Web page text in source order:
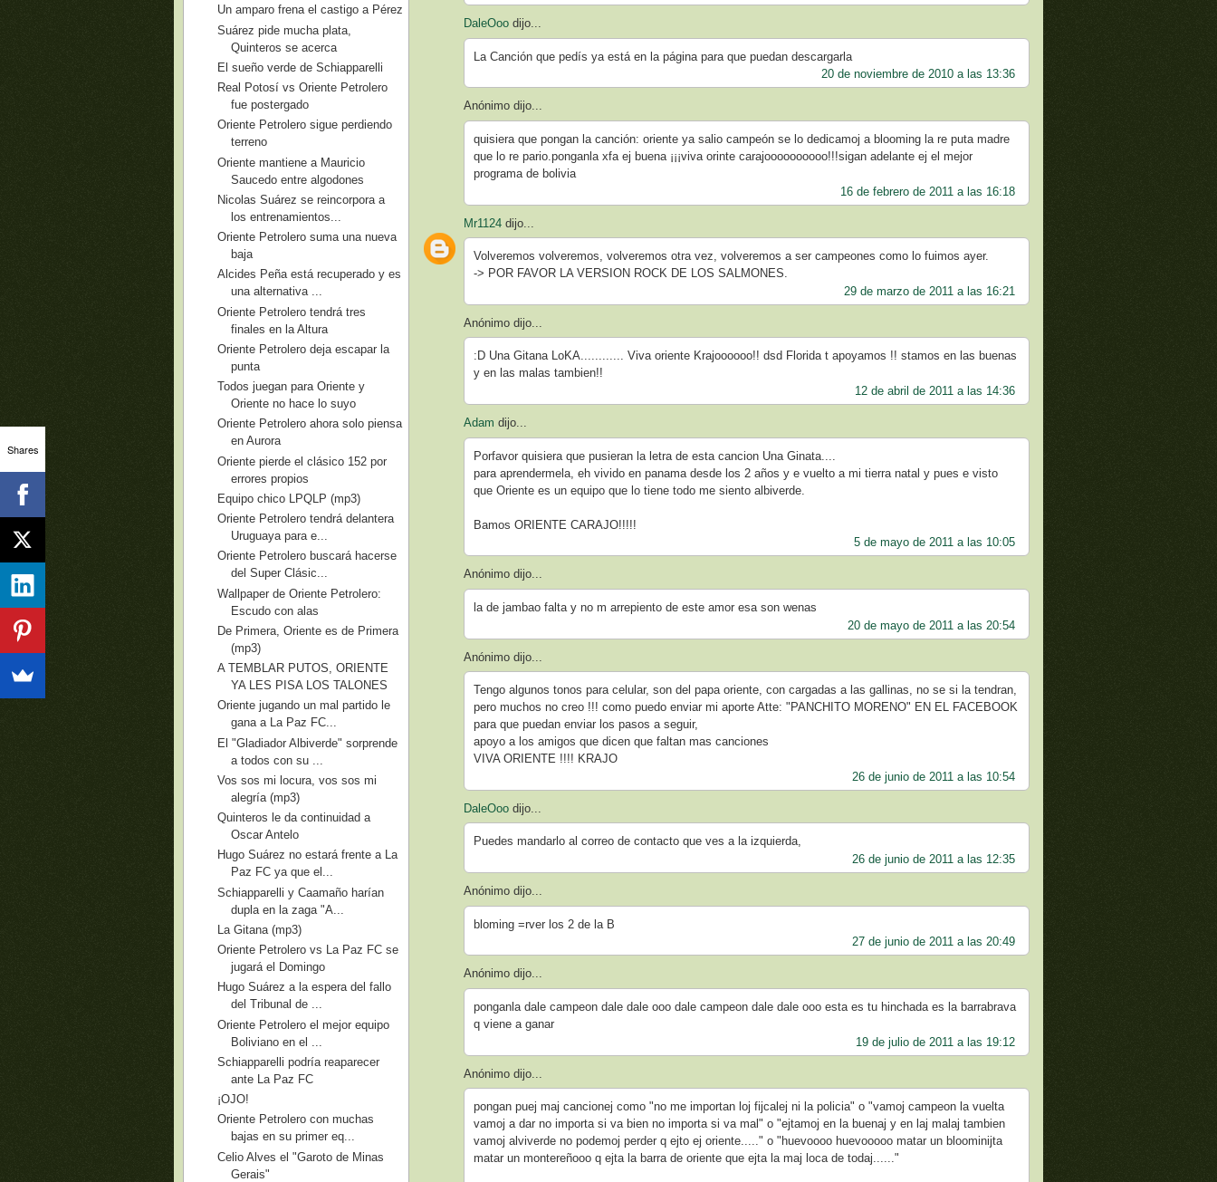
DaleOoo dijo...
La Canción que pedís ya está en la página para que puedan descargarla
20 de noviembre de 2010 a las 13:36
Anónimo dijo...
quisiera que pongan la canción: oriente ya salio campeón se lo dedicamoj a blooming la re puta madre
que lo re pario.ponganla xfa ej buena ¡¡¡viva orinte carajoooooooooo!!!sigan adelante ej el mejor
programa de bolivia
16 de febrero de 2011 a las 16:18
Mr1124 dijo...
Volveremos volveremos, volveremos otra vez, volveremos a ser campeones como lo fuimos ayer.
-> POR FAVOR LA VERSION ROCK DE LOS SALMONES.
29 de marzo de 2011 a las 16:21
Anónimo dijo...
:D Una Gitana LoKA............ Viva oriente Krajoooooo!! dsd Florida t apoyamos !! stamos en las buenas
y en las malas tambien!!
12 de abril de 2011 a las 14:36
Adam dijo...
Porfavor quisiera que pusieran la letra de esta cancion Una Ginata....
para aprendermela, eh vivido en panama desde los 2 años y e vuelto a mi tierra natal y pues e visto
que Oriente es un equipo que lo tiene todo me siento albiverde.
Bamos ORIENTE CARAJO!!!!!
5 de mayo de 2011 a las 10:05
Anónimo dijo...
la de jambao falta y no m arrepiento de este amor esa son wenas
20 de mayo de 2011 a las 20:54
Anónimo dijo...
Tengo algunos tonos para celular, son del papa oriente, con cargadas a las gallinas, no se si la tendran,
pero muchos no creo !!! como puedo enviar mi aporte Atte: "PANCHITO MORENO" EN EL FACEBOOK
para que puedan enviar los pasos a seguir,
apoyo a los amigos que dicen que faltan mas canciones
VIVA ORIENTE !!!! KRAJO
26 de junio de 2011 a las 10:54
DaleOoo dijo...
Puedes mandarlo al correo de contacto que ves a la izquierda,
26 de junio de 2011 a las 12:35
Anónimo dijo...
bloming =rver los 2 de la B
27 de junio de 2011 a las 20:49
Anónimo dijo...
ponganla dale campeon dale dale ooo dale campeon dale dale ooo esta es tu hinchada es la barrabrava
q viene a ganar
19 de julio de 2011 a las 19:12
Anónimo dijo...
pongan puej maj cancionej como "no me importan loj fijcalej ni la policia" o "vamoj campeon la vuelta
vamoj a dar no importa si va bien no importa si va mal" o "ejtamoj en la buenaj y en laj malaj tambien
vamoj alviverde no podemoj perder q ejto ej oriente....." o "huevoooo huevooooo matar un bloominijta
matar un montereñooo q ejta la barra de oriente que ejta la maj loca de todaj......"
Un amparo frena el castigo a Pérez
Suárez pide mucha plata,
Quinteros se acerca
El sueño verde de Schiapparelli
Real Potosí vs Oriente Petrolero
fue postergado
Oriente Petrolero sigue perdiendo
terreno
Oriente mantiene a Mauricio
Saucedo entre algodones
Nicolas Suárez se reincorpora a
los entrenamientos...
Oriente Petrolero suma una nueva
baja
Alcides Peña está recuperado y es
una alternativa ...
Oriente Petrolero tendrá tres
finales en la Altura
Oriente Petrolero deja escapar la
punta
Todos juegan para Oriente y
Oriente no hace lo suyo
Oriente Petrolero ahora solo piensa
en Aurora
Oriente pierde el clásico 152 por
errores propios
Equipo chico LPQLP (mp3)
Oriente Petrolero tendrá delantera
Uruguaya para e...
Oriente Petrolero buscará hacerse
del Super Clásic...
Wallpaper de Oriente Petrolero:
Escudo con alas
De Primera, Oriente es de Primera
(mp3)
A TEMBLAR PUTOS, ORIENTE
YA LES PISA LOS TALONES
Oriente jugando un mal partido le
gana a La Paz FC...
El "Gladiador Albiverde" sorprende
a todos con su ...
Vos sos mi locura, vos sos mi
alegría (mp3)
Quinteros le da continuidad a
Oscar Antelo
Hugo Suárez no estará frente a La
Paz FC ya que el...
Schiapparelli y Caamaño harían
dupla en la zaga "A...
La Gitana (mp3)
Oriente Petrolero vs La Paz FC se
jugará el Domingo
Hugo Suárez a la espera del fallo
del Tribunal de ...
Oriente Petrolero el mejor equipo
Boliviano en el ...
Schiapparelli podría reaparecer
ante La Paz FC
¡OJO!
Oriente Petrolero con muchas
bajas en su primer eq...
Celio Alves el "Garoto de Minas
Gerais"
Shares